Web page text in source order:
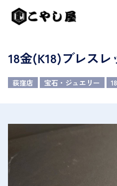
18金(K18)ブレス
荻窪店 宝石・ジュエリー